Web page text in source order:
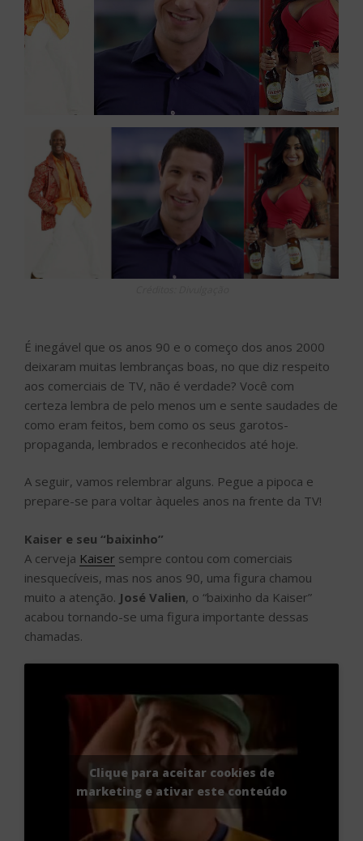
É inegável que os anos 90 e o começo dos anos 2000
deixaram muitas lembranças boas, no que diz respeito
aos comerciais de TV, não é verdade? Você com
certeza lembra de pelo menos um e sente saudades de
como eram feitos, bem como os seus garotos-
propaganda, lembrados e reconhecidos até hoje.
A seguir, vamos relembrar alguns. Pegue a pipoca e
prepare-se para voltar àqueles anos na frente da TV!
Kaiser e seu “baixinho”
A cerveja Kaiser sempre contou com comerciais
inesquecíveis, mas nos anos 90, uma figura chamou
muito a atenção. José Valien, o “baixinho da Kaiser”
acabou tornando-se uma figura importante dessas
chamadas.
Clique para aceitar cookies de
marketing e ativar este conteúdo